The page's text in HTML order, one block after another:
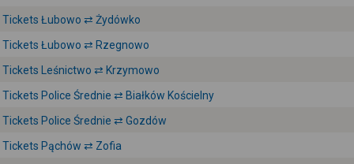
Tickets Łubowo ⇄ Żydówko
Tickets Łubowo ⇄ Rzegnowo
Tickets Leśnictwo ⇄ Krzymowo
Tickets Police Średnie ⇄ Białków Kościelny
Tickets Police Średnie ⇄ Gozdów
Tickets Pąchów ⇄ Zofia